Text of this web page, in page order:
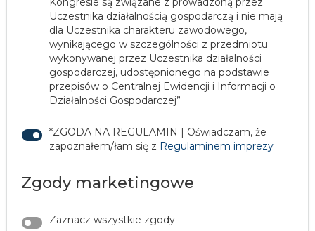
Uczestnika działalnością gospodarczą i nie mają
dla Uczestnika charakteru zawodowego,
wynikającego w szczególności z przedmiotu
wykonywanej przez Uczestnika działalności
gospodarczej, udostępnionego na podstawie
przepisów o Centralnej Ewidencji i Informacji o
Działalności Gospodarczej”
*ZGODA NA REGULAMIN | Oświadczam, że
zapoznałem/łam się z Regulaminem imprezy
Zgody marketingowe
Zaznacz wszystkie zgody